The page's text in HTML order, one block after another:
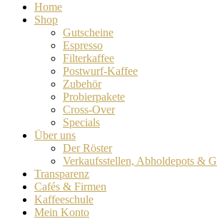
Home
Shop
Gutscheine
Espresso
Filterkaffee
Postwurf-Kaffee
Zubehör
Probierpakete
Cross-Over
Specials
Über uns
Der Röster
Verkaufsstellen, Abholdepots &
Transparenz
Cafés & Firmen
Kaffeeschule
Mein Konto